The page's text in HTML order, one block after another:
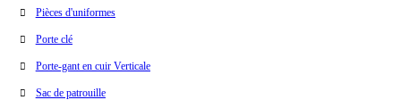
Pièces d'uniformes
Porte clé
Porte-gant en cuir Verticale
Sac de patrouille